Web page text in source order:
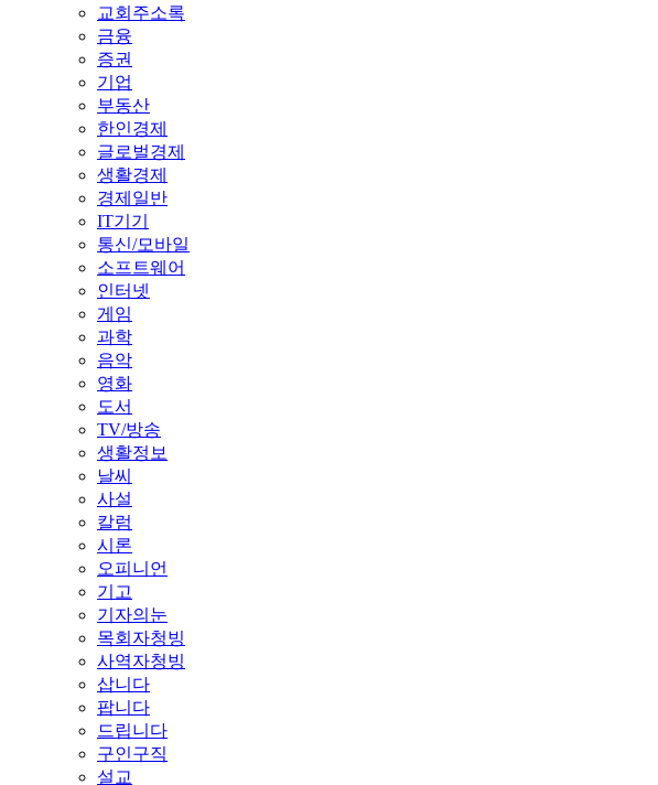
교회주소록
금융
증권
기업
부동산
한인경제
글로벌경제
생활경제
경제일반
IT기기
통신/모바일
소프트웨어
인터넷
게임
과학
음악
영화
도서
TV/방송
생활정보
날씨
사설
칼럼
시론
오피니언
기고
기자의눈
목회자청빙
사역자청빙
삽니다
팝니다
드립니다
구인구직
설교